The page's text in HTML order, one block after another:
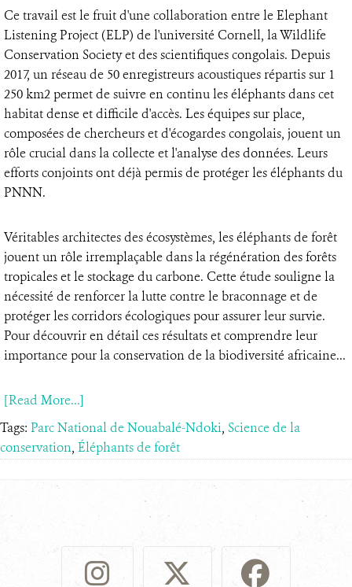
Ce travail est le fruit d'une collaboration entre le Elephant
Listening Project (ELP) de l'université Cornell, la Wildlife
Conservation Society et des scientifiques congolais. Depuis
2017, un réseau de 50 enregistreurs acoustiques répartis sur 1
250 km2 permet de suivre en continu les éléphants dans cet
habitat dense et difficile d'accès. Les équipes sur place,
composées de chercheurs et d'écogardes congolais, jouent un
rôle crucial dans la collecte et l'analyse des données. Leurs
efforts conjoints ont déjà permis de protéger les éléphants du
PNNN.
Véritables architectes des écosystèmes, les éléphants de forêt
jouent un rôle irremplaçable dans la régénération des forêts
tropicales et le stockage du carbone. Cette étude souligne la
nécessité de renforcer la lutte contre le braconnage et de
protéger les corridors écologiques pour assurer leur survie.
Pour découvrir en détail ces résultats et comprendre leur
importance pour la conservation de la biodiversité africaine...
[Read More...]
Tags: Parc National de Nouabalé-Ndoki, Science de la
conservation, Éléphants de forêt